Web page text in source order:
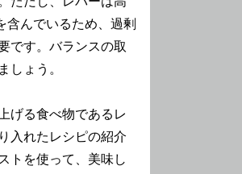
含んでいるため、過剰
です。バランスの取
しょう。
げる食べ物であるレ
入れたレシピの紹介
トを使って、美味し